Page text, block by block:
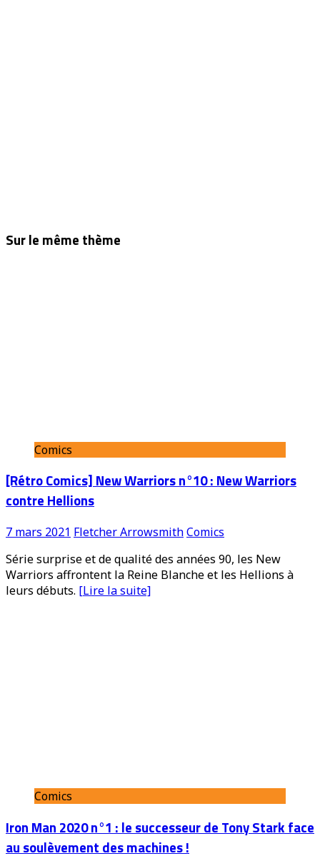
Sur le même thème
Comics
[Rétro Comics] New Warriors n°10 : New Warriors
contre Hellions
7 mars 2021 Fletcher ArrowsmithComics
Série surprise et de qualité des années 90, les New
Warriors affrontent la Reine Blanche et les Hellions à
leurs débuts. [Lire la suite]
Comics
Iron Man 2020 n°1 : le successeur de Tony Stark face
au soulèvement des machines !